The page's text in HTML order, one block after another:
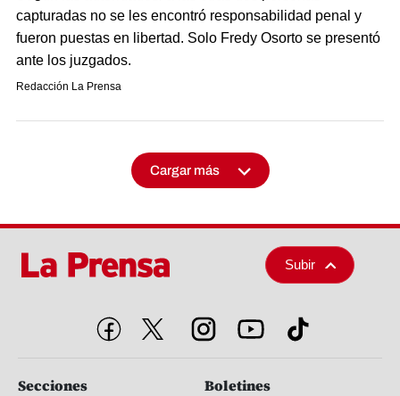
capturadas no se les encontró responsabilidad penal y
fueron puestas en libertad. Solo Fredy Osorto se presentó
ante los juzgados.
Redacción La Prensa
Cargar más
Subir
Secciones Boletines